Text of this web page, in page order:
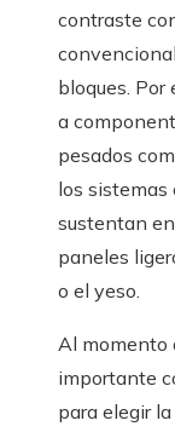
contraste
bloques. Por
a
pesados
los sistemas
sustentan
paneles
o el yeso.
Al momento
importante
para elegir